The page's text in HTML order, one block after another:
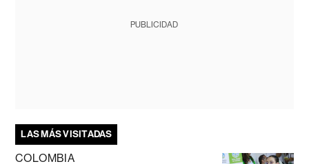
PUBLICIDAD
LAS MÁS VISITADAS
COLOMBIA